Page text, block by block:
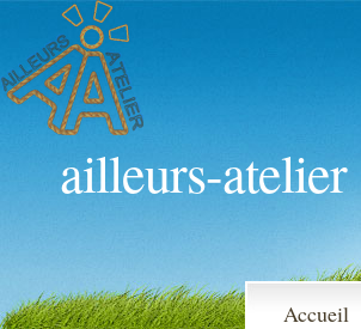
ailleurs-atelier
Accueil